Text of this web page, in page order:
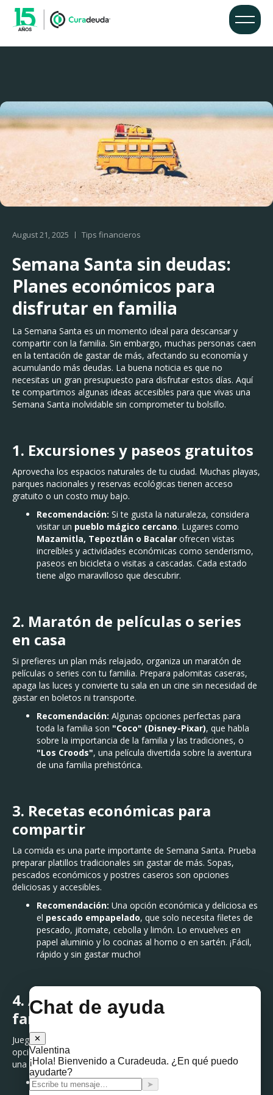
August 21, 2025 Tips financieros
Semana Santa sin deudas:
Planes económicos para
disfrutar en familia
La Semana Santa es un momento ideal para descansar y
compartir con la familia. Sin embargo, muchas personas caen
en la tentación de gastar de más, afectando su economía y
acumulando más deudas. La buena noticia es que no
necesitas un gran presupuesto para disfrutar estos días. Aquí
te compartimos algunas ideas accesibles para que vivas una
Semana Santa inolvidable sin comprometer tu bolsillo.
1. Excursiones y paseos gratuitos
Aprovecha los espacios naturales de tu ciudad. Muchas playas,
parques nacionales y reservas ecológicas tienen acceso
gratuito o un costo muy bajo.
Recomendación: Si te gusta la naturaleza, considera
visitar un pueblo mágico cercano. Lugares como
Mazamitla, Tepoztlán o Bacalar ofrecen vistas
increíbles y actividades económicas como senderismo,
paseos en bicicleta o visitas a cascadas. Cada estado
tiene algo maravilloso que descubrir.
2. Maratón de películas o series
en casa
Si prefieres un plan más relajado, organiza un maratón de
películas o series con tu familia. Prepara palomitas caseras,
apaga las luces y convierte tu sala en un cine sin necesidad de
gastar en boletos ni transporte.
Recomendación: Algunas opciones perfectas para
toda la familia son "Coco" (Disney-Pixar), que habla
sobre la importancia de la familia y las tradiciones, o
"Los Croods", una película divertida sobre la aventura
de una familia prehistórica.
3. Recetas económicas para
compartir
La comida es una parte importante de Semana Santa. Prueba
preparar platillos tradicionales sin gastar de más. Sopas,
pescados económicos y postres caseros son opciones
deliciosas y accesibles.
Recomendación: Una opción económica y deliciosa es
el pescado empapelado, que solo necesita filetes de
pescado, jitomate, cebolla y limón. Lo envuelves en
papel aluminio y lo cocinas al horno o en sartén. ¡Fácil,
rápido y sin gastar mucho!
4. Actividades recreativas en
familia
Juegos de mesa, manualidades y deportes son excelentes
opciones para divertirse sin costo. También pueden organizar
una búsqueda del tesoro o un concurso de talentos en casa.
Recomendación:Si quieres una actividad creativa,